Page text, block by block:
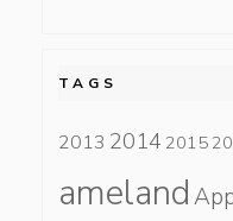
TAGS
2013 2014 2015
ameland